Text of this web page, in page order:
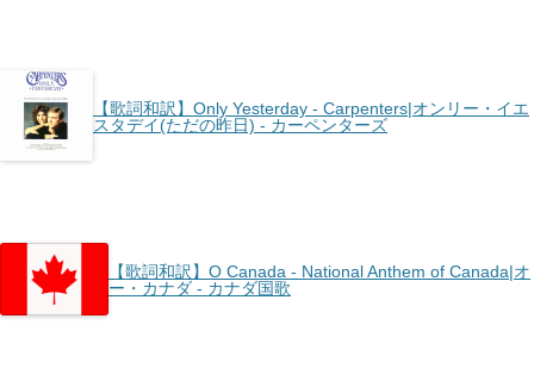
【歌詞和訳】Only Yesterday - Carpenters|オンリー・イエ
スタデイ(ただの昨日) - カーペンターズ
【歌詞和訳】O Canada - National Anthem of Canada|オ
ー・カナダ - カナダ国歌